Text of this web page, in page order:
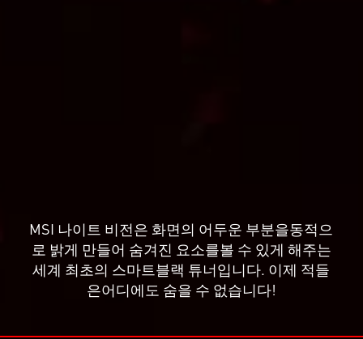
MSI 나이트 비전은 화면의 어두운 부분을동적으
로 밝게 만들어 숨겨진 요소를볼 수 있게 해주는
세계 최초의 스마트블랙 튜너입니다. 이제 적들
은어디에도 숨을 수 없습니다!